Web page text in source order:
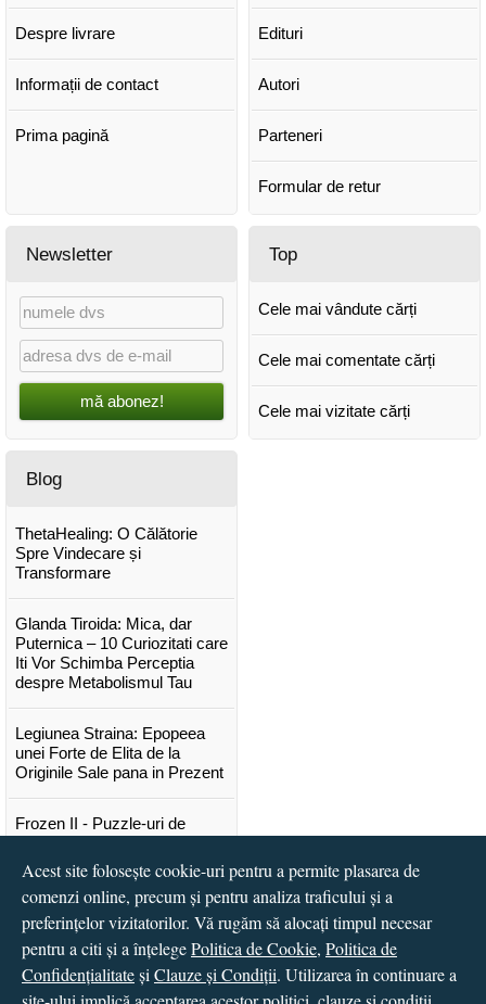
Despre livrare
Informații de contact
Prima pagină
Edituri
Autori
Parteneri
Formular de retur
Newsletter
mă abonez!
Top
Cele mai vândute cărți
Cele mai comentate cărți
Cele mai vizitate cărți
Blog
ThetaHealing: O Călătorie
Spre Vindecare și
Transformare
Glanda Tiroida: Mica, dar
Puternica – 10 Curiozitati care
Iti Vor Schimba Perceptia
despre Metabolismul Tau
Legiunea Straina: Epopeea
unei Forte de Elita de la
Originile Sale pana in Prezent
Frozen II - Puzzle-uri de
Lansare "Portocalele verzi" de
Vitali Cipileaga
...toate știrile
Acest site folosește cookie-uri pentru a permite plasarea de
comenzi online, precum și pentru analiza traficului și a
preferințelor vizitatorilor. Vă rugăm să alocați timpul necesar
pentru a citi și a înțelegePolitica de Cookie, Politica de
Confidențialitateși Clauze și Condiții. Utilizarea în continuare a